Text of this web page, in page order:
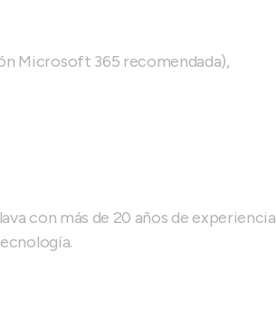
Microsoft 365 recomendada),
con más de 20 años de experiencia